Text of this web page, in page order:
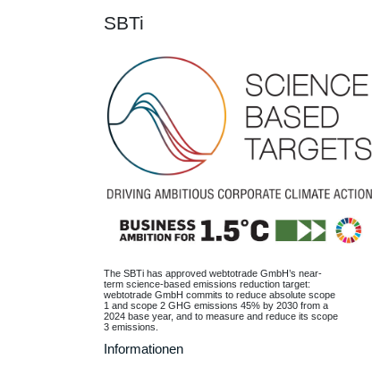
SBTi
The SBTi has approved webtotrade GmbH’s near-
term science-based emissions reduction target:
webtotrade GmbH commits to reduce absolute scope
1 and scope 2 GHG emissions 45% by 2030 from a
2024 base year, and to measure and reduce its scope
3 emissions.
Informationen